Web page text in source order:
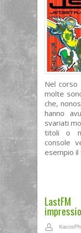
Nel corso
molte
che,
hanno
svariati
titoli o
console
esempio il